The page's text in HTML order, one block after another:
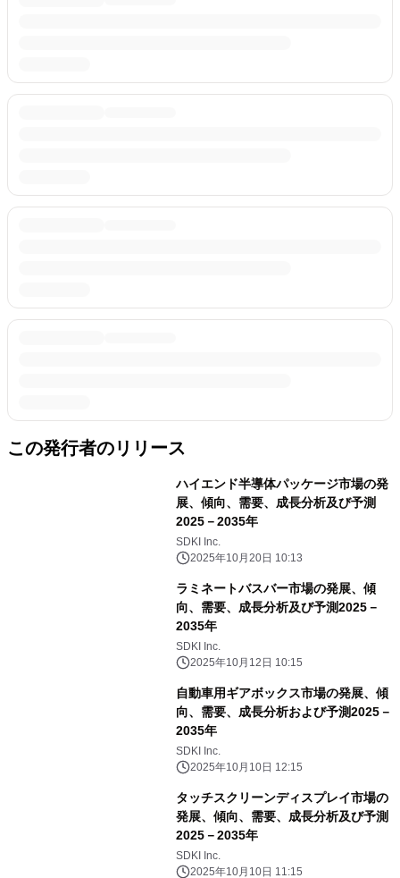
この発行者のリリース
ハイエンド半導体パッケージ市場の発
展、傾向、需要、成長分析及び予測
2025－2035年
SDKI Inc.
2025年10月20日 10:13
ラミネートバスバー市場の発展、傾
向、需要、成長分析及び予測2025－
2035年
SDKI Inc.
2025年10月12日 10:15
自動車用ギアボックス市場の発展、傾
向、需要、成長分析および予測2025－
2035年
SDKI Inc.
2025年10月10日 12:15
タッチスクリーンディスプレイ市場の
発展、傾向、需要、成長分析及び予測
2025－2035年
SDKI Inc.
2025年10月10日 11:15